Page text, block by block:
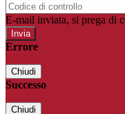
E-mail inviata, si prega di
Errore
Chiudi
Successo
Chiudi